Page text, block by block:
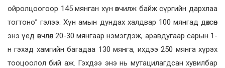
ойролцоогоор 145 мянган хүн өвчилж байж сүргийн дархлаа
тогтоно” гэлээ. Хүн амын дундах халдвар 100 мянгад дөхсөн
энэ үед өвчлөл 20-30 мянгаар нэмэгдэж, аравдугаар сарын 1-
н гэхэд хамгийн багадаа 130 мянга, ихдээ 250 мянга хүрэх
тооцоолол бий аж. Гэхдээ энэ нь мутацилагдсан хувилбар